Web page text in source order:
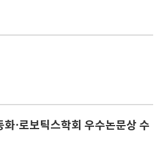
⋅로보틱스학회 우수논문상 수